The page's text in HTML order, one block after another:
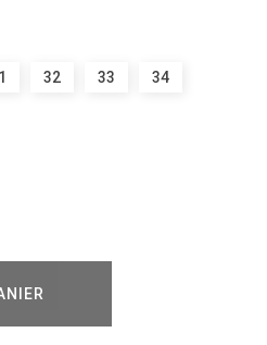
32 33
34